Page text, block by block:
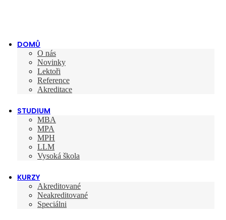
DOMŮ
O nás
Novinky
Lektoři
Reference
Akreditace
STUDIUM
MBA
MPA
MPH
LLM
Vysoká škola
KURZY
Akreditované
Neakreditované
Speciálni